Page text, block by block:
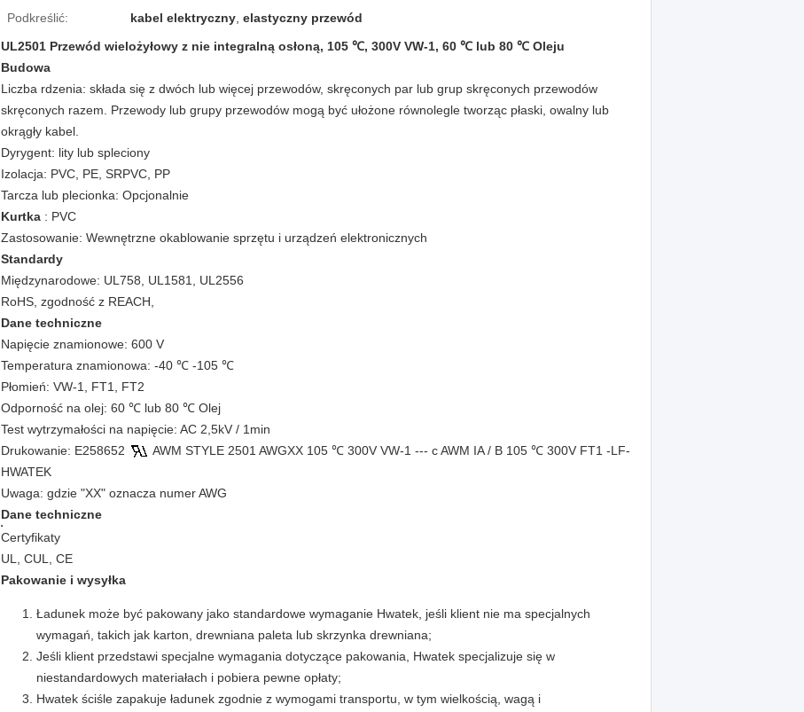
Podkreślić: kabel elektryczny elastyczny przewód
UL2501 Przewód wielożyłowy z nie integralną osłoną, 105 ℃, 300V VW-1, 60 ℃ lub 80 ℃ Oleju
Budowa
Liczba rdzenia: składa się z dwóch lub więcej przewodów, skręconych par lub grup skręconych przewodów
skręconych razem. Przewody lub grupy przewodów mogą być ułożone równolegle tworząc płaski, owalny lub
okrągły kabel.
Dyrygent: lity lub spleciony
Izolacja: PVC, PE, SRPVC, PP
Tarcza lub plecionka: Opcjonalnie
Kurtka : PVC
Zastosowanie: Wewnętrzne okablowanie sprzętu i urządzeń elektronicznych
Standardy
Międzynarodowe: UL758, UL1581, UL2556
RoHS, zgodność z REACH,
Dane techniczne
Napięcie znamionowe: 600 V
Temperatura znamionowa: -40 ℃ -105 ℃
Płomień: VW-1, FT1, FT2
Odporność na olej: 60 ℃ lub 80 ℃ Olej
Test wytrzymałości na napięcie: AC 2,5kV / 1min
Drukowanie: E258652
AWM STYLE 2501 AWGXX 105 ℃ 300V VW-1 --- c AWM IA / B 105 ℃ 300V FT1 -LF-
HWATEK
Uwaga: gdzie "XX" oznacza numer AWG
Dane techniczne
Certyfikaty
UL, CUL, CE
Pakowanie i wysyłka
Ładunek może być pakowany jako standardowe wymaganie Hwatek, jeśli klient nie ma specjalnych
wymagań, takich jak karton, drewniana paleta lub skrzynka drewniana;
Jeśli klient przedstawi specjalne wymagania dotyczące pakowania, Hwatek specjalizuje się w
niestandardowych materiałach i pobiera pewne opłaty;
Hwatek ściśle zapakuje ładunek zgodnie z wymogami transportu, w tym wielkością, wagą i